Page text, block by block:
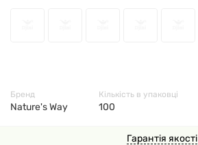
Гарантія якості
Бренд
Nature's Way
Кількість в упаковці
100